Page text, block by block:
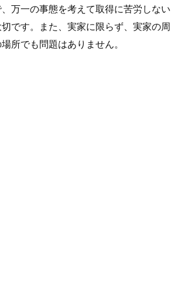
万一の事態を考えて取得に苦労しない
です。また、実家に限らず、実家の周
所でも問題はありません。